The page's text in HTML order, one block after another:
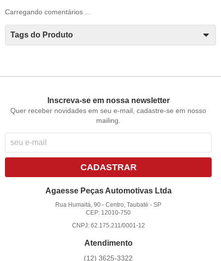
Carregando comentários ...
Tags do Produto
Inscreva-se em nossa newsletter
Quer receber novidades em seu e-mail, cadastre-se em nosso
mailing.
CADASTRAR
Agaesse Peças Automotivas Ltda
Rua Humaitá, 90 -Centro, Taubaté -SP
CEP: 12010-750
CNPJ: 62.175.211/0001-12
Atendimento
(12) 3625-3322